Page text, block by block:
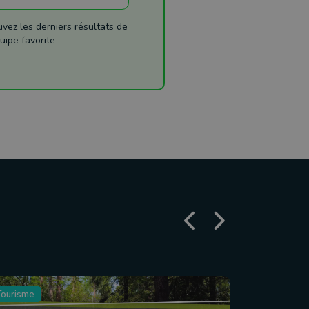
les derniers résultats de
favorite